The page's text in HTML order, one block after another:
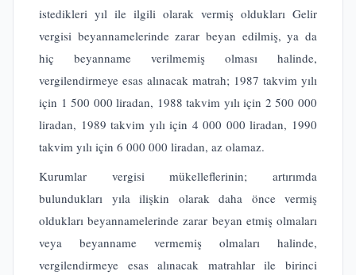
istedikleri yıl ile ilgili olarak vermiş oldukları Gelir
vergisi beyannamelerinde zarar beyan edilmiş, ya da
hiç beyanname verilmemiş olması halinde,
vergilendirmeye esas alınacak matrah; 1987 takvim yılı
için 1 500 000 liradan, 1988 takvim yılı için 2 500 000
liradan, 1989 takvim yılı için 4 000 000 liradan, 1990
takvim yılı için 6 000 000 liradan, az olamaz.
Kurumlar vergisi mükelleflerinin; artırımda
bulundukları yıla ilişkin olarak daha önce vermiş
oldukları beyannamelerinde zarar beyan etmiş olmaları
veya beyanname vermemiş olmaları halinde,
vergilendirmeye esas alınacak matrahlar ile birinci